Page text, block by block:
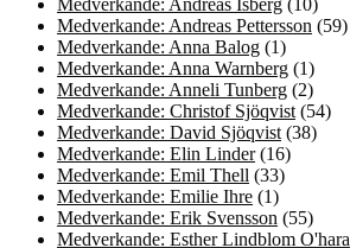
Medverkande: Andreas Isberg (10)
Medverkande: Andreas Pettersson (59)
Medverkande: Anna Balog (1)
Medverkande: Anna Warnberg (1)
Medverkande: Anneli Tunberg (2)
Medverkande: Christof Sjöqvist (54)
Medverkande: David Sjöqvist (38)
Medverkande: Elin Linder(16)
Medverkande: Emil Thell (33)
Medverkande: Emilie Ihre (1)
Medverkande: Erik Svensson (55)
Medverkande: Esther Lindblom O'hara